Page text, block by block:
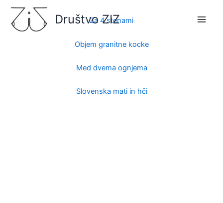
Skip
content
Društvo ZIZ
Za 4 stenami
Objem granitne kocke
Med dvema ognjema
Slovenska mati in hči